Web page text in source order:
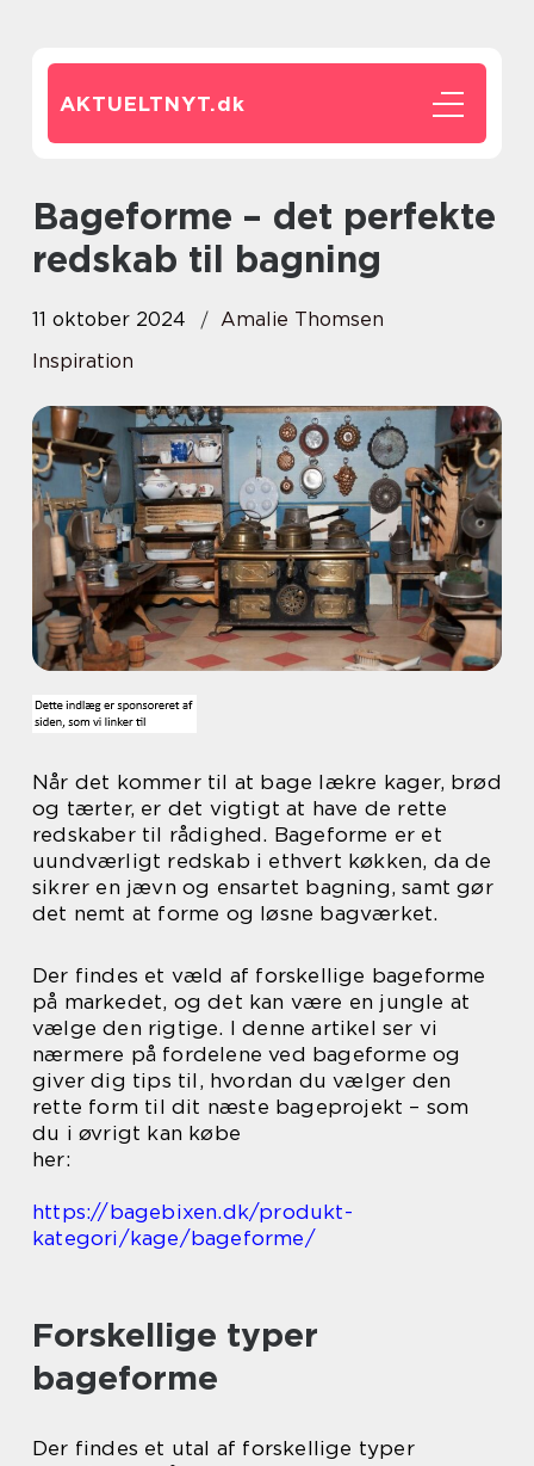
AKTUELTNYT.dk
Bageforme – det perfekte
redskab til bagning
11 oktober 2024
Amalie Thomsen
Inspiration
Når det kommer til at bage lækre kager, brød
og tærter, er det vigtigt at have de rette
redskaber til rådighed. Bageforme er et
uundværligt redskab i ethvert køkken, da de
sikrer en jævn og ensartet bagning, samt gør
det nemt at forme og løsne bagværket.
Der findes et væld af forskellige bageforme
på markedet, og det kan være en jungle at
vælge den rigtige. I denne artikel ser vi
nærmere på fordelene ved bageforme og
giver dig tips til, hvordan du vælger den
rette form til dit næste bageprojekt – som
du i øvrigt kan købe
her:
https://bagebixen.dk/produkt-
kategori/kage/bageforme/
Forskellige typer
bageforme
Der findes et utal af forskellige typer